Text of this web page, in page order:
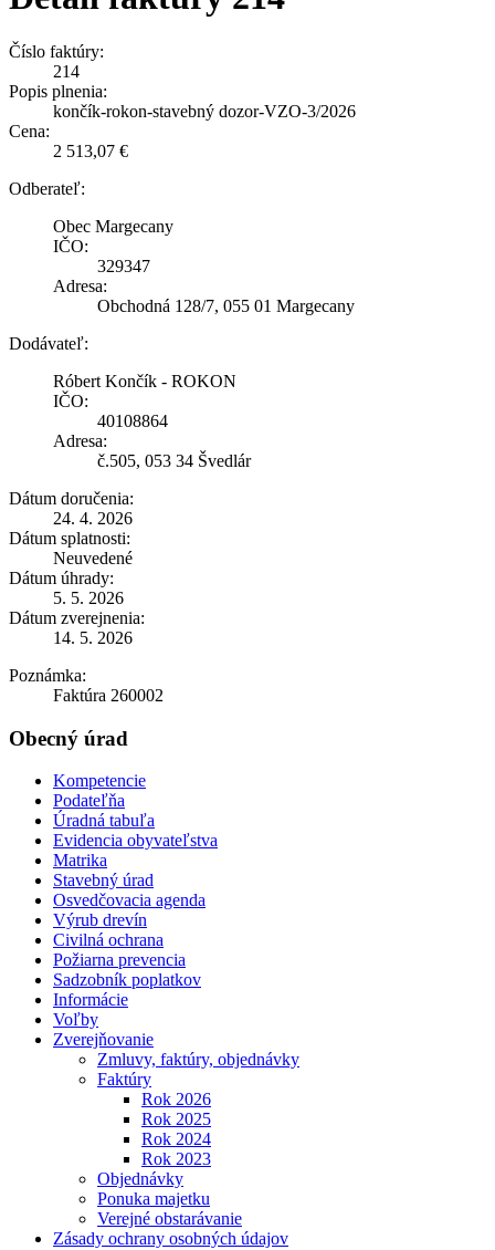
Číslo faktúry:
214
Popis plnenia:
končík-rokon-stavebný dozor-VZO-3/2026
Cena:
2 513,07 €
Odberateľ:
Obec Margecany
IČO:
329347
Adresa:
Obchodná 128/7, 055 01 Margecany
Dodávateľ:
Róbert Končík - ROKON
IČO:
40108864
Adresa:
č.505, 053 34 Švedlár
Dátum doručenia:
24. 4. 2026
Dátum splatnosti:
Neuvedené
Dátum úhrady:
5. 5. 2026
Dátum zverejnenia:
14. 5. 2026
Poznámka:
Faktúra 260002
Obecný úrad
Kompetencie
Podateľňa
Úradná tabuľa
Evidencia obyvateľstva
Matrika
Stavebný úrad
Osvedčovacia agenda
Výrub drevín
Civilná ochrana
Požiarna prevencia
Sadzobník poplatkov
Informácie
Voľby
Zverejňovanie
Zmluvy, faktúry, objednávky
Faktúry
Rok 2026
Rok 2025
Rok 2024
Rok 2023
Objednávky
Ponuka majetku
Verejné obstarávanie
Zásady ochrany osobných údajov